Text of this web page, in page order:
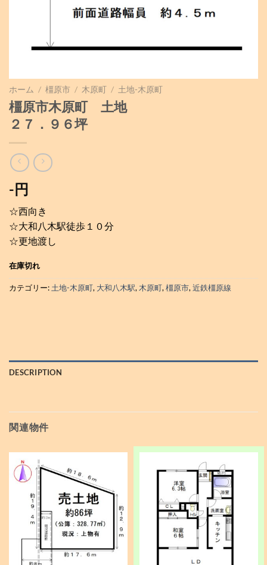
ホーム / 橿原市 / 木原町 / 土地-木原町
橿原市木原町 土地
２７．９６坪
-円
☆西向き
☆大和八木駅徒歩１０分
☆更地渡し
在庫切れ
カテゴリー: 土地-木原町, 大和八木駅, 木原町, 橿原市, 近鉄橿原線
DESCRIPTION
関連物件